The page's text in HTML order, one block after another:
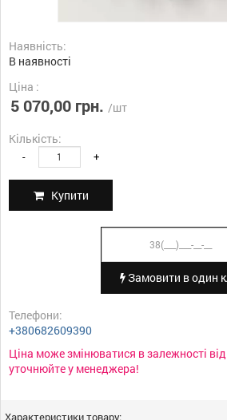
Наявність:
В наявності
Ціна :
5 070,00 грн. /шт
Кількість:
- +
Купити
Замовити в один
Телефони:
+380682609390
Ціна може змінюватися в залежності
уточнюйте у менеджера!
Характеристики товару: